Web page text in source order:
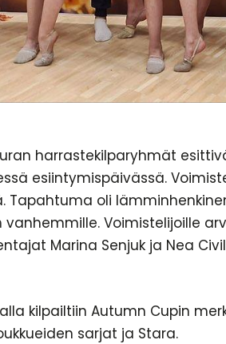
harrastekilparyhmät
esiintymispäivässä.
Tapahtuma oli
vanhemmille. Voimistelijoille
Marina Senjuk ja Nea
kilpailtiin Autumn Cupin
sarjat ja Stara.